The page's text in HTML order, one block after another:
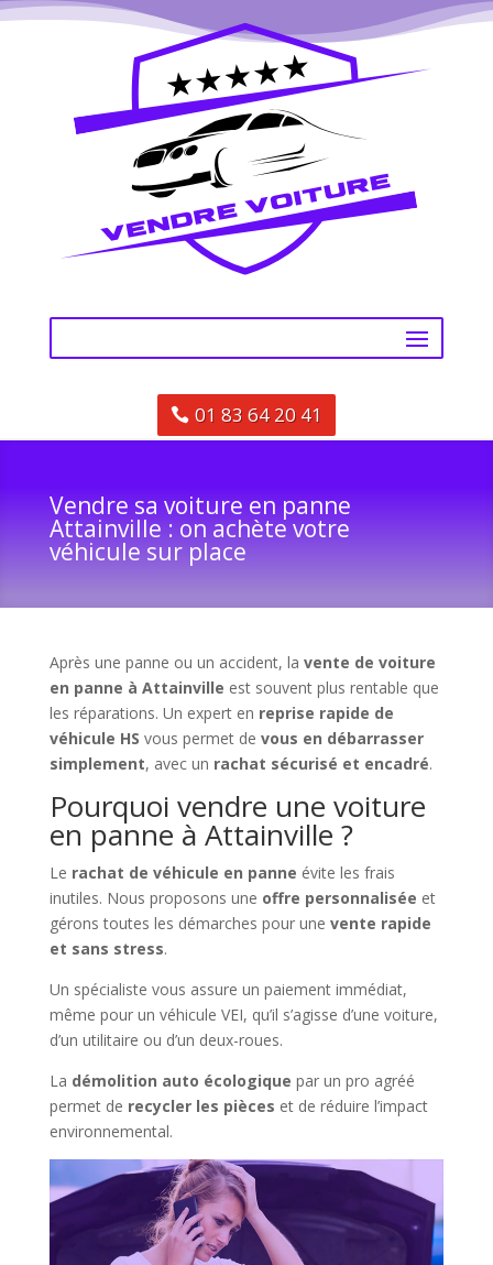
01 83 64 20 41
Vendre sa voiture en panne
Attainville : on achète votre
véhicule sur place
Après une panne ou un accident, la vente de voiture
en panne à Attainville est souvent plus rentable que
les réparations. Un expert en reprise rapide de
véhicule HS vous permet de vous en débarrasser
simplement, avec un rachat sécurisé et encadré.
Pourquoi vendre une voiture
en panne à Attainville ?
Le rachat de véhicule en panne évite les frais
inutiles. Nous proposons une offre personnalisée et
gérons toutes les démarches pour une vente rapide
et sans stress.
Un spécialiste vous assure un paiement immédiat,
même pour un véhicule VEI, qu’il s’agisse d’une voiture,
d’un utilitaire ou d’un deux-roues.
La démolition auto écologique par un pro agréé
permet de recycler les pièces et de réduire l’impact
environnemental.